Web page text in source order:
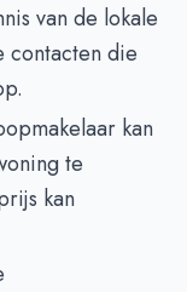
van de lokale
contacten die
kan
te
kan